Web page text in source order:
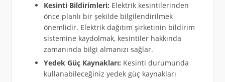
Kesinti Bildirimleri: Elektrik kesintilerinden
önce planlı bir şekilde bilgilendirilmek
önemlidir. Elektrik dağıtım şirketinin bildirim
sistemine kaydolmak, kesintiler hakkında
zamanında bilgi almanızı sağlar.
Yedek Güç Kaynakları: Kesinti durumunda
kullanabileceğiniz yedek güç kaynakları